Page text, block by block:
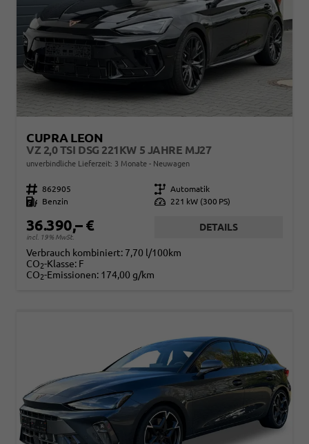
CUPRA LEON
VZ 2,0 TSI DSG 221KW 5 JAHRE MJ27
unverbindliche Lieferzeit: 3 Monate Neuwagen
Fahrzeugnr. 862905 Getriebe Automatik
Kraftstoff
Benzin Leistung 221 kW (300 PS)
36.390,– €
incl. 19% MwSt.
DETAILS
Verbrauch kombiniert: 7,70 l/100km
CO2-Klasse: F
CO2-Emissionen: 174,00 g/km